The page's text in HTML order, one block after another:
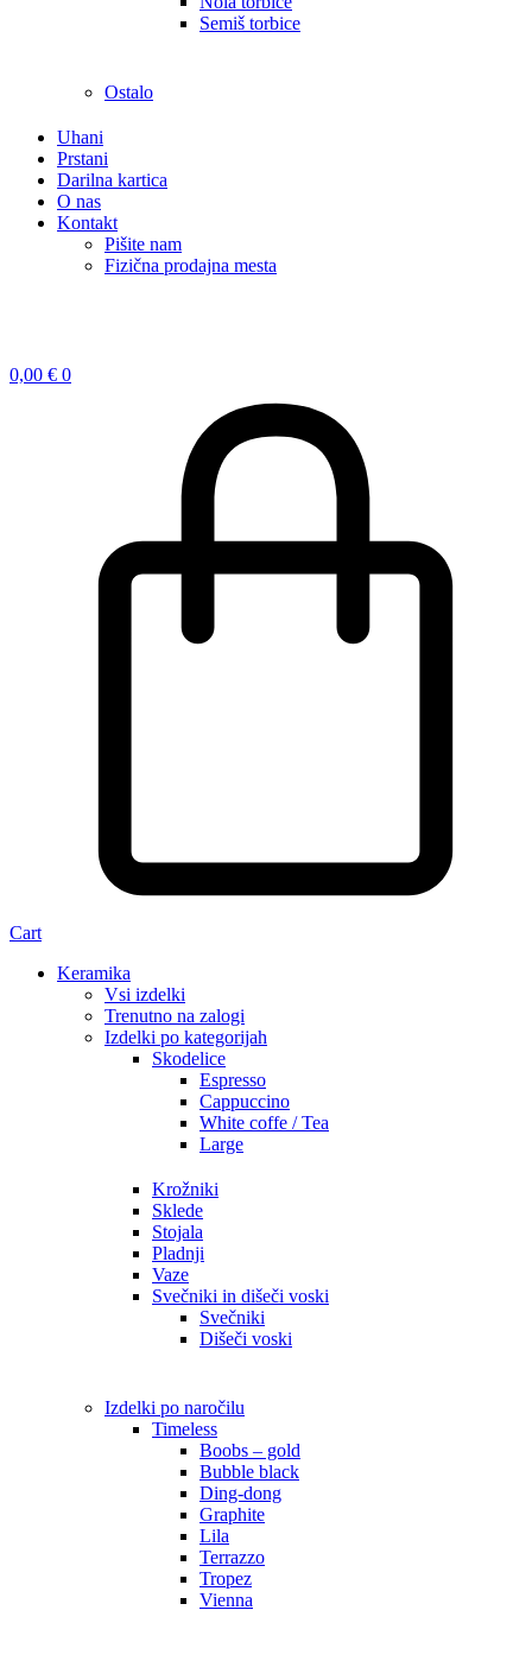
Semiš torbice
Ostalo
Uhani
Prstani
Darilna kartica
O nas
Kontakt
Pišite nam
Fizična prodajna mesta
0,00 € 0
Cart
Keramika
Vsi izdelki
Trenutno na zalogi
Izdelki po kategorijah
Skodelice
Espresso
Cappuccino
White coffe / Tea
Large
Krožniki
Sklede
Stojala
Pladnji
Vaze
Svečniki in dišeči voski
Svečniki
Dišeči voski
Izdelki po naročilu
Timeless
Boobs – gold
Bubble black
Ding-dong
Graphite
Lila
Terrazzo
Tropez
Vienna